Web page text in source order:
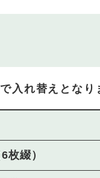
れ替えとなり
枚綴）